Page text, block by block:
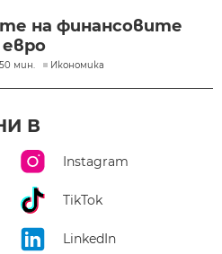
на финансовите
евро
мин. Икономика
В
Instagram
TikTok
LinkedIn